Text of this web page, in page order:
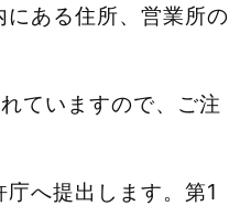
ある住所、営業所の
ていますので、ご注
へ提出します。第1